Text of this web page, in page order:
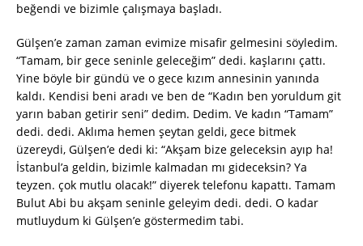
beğendi ve bizimle çalışmaya başladı.
Gülşen’e zaman zaman evimize misafir gelmesini söyledim.
“Tamam, bir gece seninle geleceğim” dedi. kaşlarını çattı.
Yine böyle bir gündü ve o gece kızım annesinin yanında
kaldı. Kendisi beni aradı ve ben de “Kadın ben yoruldum git
yarın baban getirir seni” dedim. Dedim. Ve kadın “Tamam”
dedi. dedi. Aklıma hemen şeytan geldi, gece bitmek
üzereydi, Gülşen’e dedi ki: “Akşam bize geleceksin ayıp ha!
İstanbul’a geldin, bizimle kalmadan mı gideceksin? Ya
teyzen. çok mutlu olacak!” diyerek telefonu kapattı. Tamam
Bulut Abi bu akşam seninle geleyim dedi. dedi. O kadar
mutluydum ki Gülşen’e göstermedim tabi.